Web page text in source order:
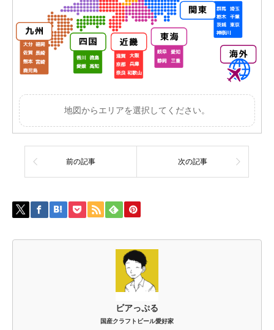
地図からエリアを選択してください。
前の記事 次の記事
ビアっぷる
国産クラフトビール愛好家